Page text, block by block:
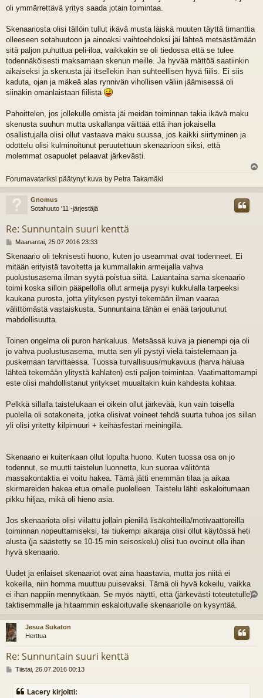
oli ymmärrettävä yritys saada jotain toimintaa.
Skenaariosta olisi tällöin tullut ikävä musta läiskä muuten täyttä timanttia
olleeseen sotahuutoon ja ainoaksi vaihtoehdoksi jäi lähteä metsästämään
sitä paljon puhuttua peli-iloa, vaikkakin se oli tiedossa että se tulee
todennäköisesti maksamaan skenun meille. Ja hyvää mättöä saatiinkin
aikaiseksi ja skenusta jäi itsellekin ihan suhteellisen hyvä fiilis. Ei siis
kaduta, ojan ja mäkeä alas rynnivän vihollisen väliin jäämisessä oli
siinäkin omanlaistaan fiilistä
Pahoittelen, jos jollekulle omista jäi meidän toiminnan takia ikävä maku
skenusta suuhun mutta uskallanpa väittää että ihan jokaisella
osallistujalla olisi ollut vastaava maku suussa, jos kaikki siirtyminen ja
odottelu olisi kulminoitunut peruutettuun skenaarioon siksi, että
molemmat osapuolet pelaavat järkevästi.
Forumavatariksi päätynyt kuva by Petra Takamäki
ö
Gnomus
Sotahuuto '11 -järjestäjä
Re: Sunnuntain suuri kenttä
V
e
s
t
i
Maanantai, 25.07.2016 23:33
Skenaario oli teknisesti huono, kuten jo useammat ovat todenneet. Ei
mitään erityistä tavoitetta ja kummallakin armeijalla vahva
puolustusasema ilman syytä poistua siitä. Lauantaina sama skenaario
toimi koska silloin pääpellolla ollut armeija pysyi kukkulalla tarpeeksi
kaukana purosta, jotta ylityksen pystyi tekemään ilman vaaraa
välittömästä vastaiskusta. Sunnuntaina tähän ei enää tarjoutunut
mahdollisuutta.
Toinen ongelma oli puron hankaluus. Metsässä kuiva ja pienempi oja oli
jo vahva puolustusasema, mutta sen yli pystyi vielä taistelemaan ja
puskemaan tarvittaessa. Tuossa turvallisuus/mukavuus (harva haluaa
lähteä tekemään ylitystä kahlaten) esti paljon toimintaa. Vaatimattomampi
este olisi mahdollistanut yritykset muualtakin kuin kahdesta kohtaa.
Pelkkä sillalla taistelukaan ei oikein ollut järkevää, kun vain toisella
puolella oli sotakoneita, jotka olisivat voineet tehdä suurta tuhoa jos sillan
yli olisi yritetty kilpimuuri + keihäsfestari meiningillä.
Skenaario ei kuitenkaan ollut lopulta huono. Kuten tuossa osa on jo
todennut, se muutti taistelun luonnetta, kun suoraa välitöntä
massakontaktia ei voitu hakea. Tämä jätti enemmän tilaa ja aikaa
skirmareiden hakea etua omalle puolelleen. Taistelu lähti eskaloitumaan
pikku hiljaa, mikä oli hieno asia.
Jos skenaariota olisi viilattu jollain pienillä lisäkohteilla/motivaattoreilla
toiminnan nopeuttamiseksi, tai tiukempi aikaraja olisi ollut käytössä heti
alusta (ja säästetty se 10-15 min seisoskelu) olisi tuo ovoinut olla ihan
hyvä skenaario.
Uudet ja erilaiset skenaariot ovat aina haastavia, mutta jos niitä ei
kokeilla, niin homma muuttuu puisevaksi. Tämä oli hyvä kokeilu, vaikka
ei ihan nappiin mennytkään. Se myös näytti, että (järkevästi toteutetulle)
taktisemmalle ja hitaammin eskaloituvalle skenaariolle on kysyntää.
s
Jesua Sukaton
Herttua
Re: Sunnuntain suuri kenttä
V
e
Tiistai, 26.07.2016 00:13
Lacery kirjoitti: